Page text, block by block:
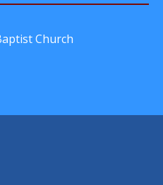
Church